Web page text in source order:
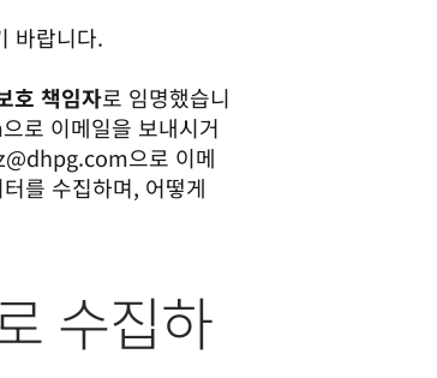
바랍니다.
호 책임자로 임명했습니
로 이메일을 보내시거
으로 이메
를 수집하며, 어떻게
수집하